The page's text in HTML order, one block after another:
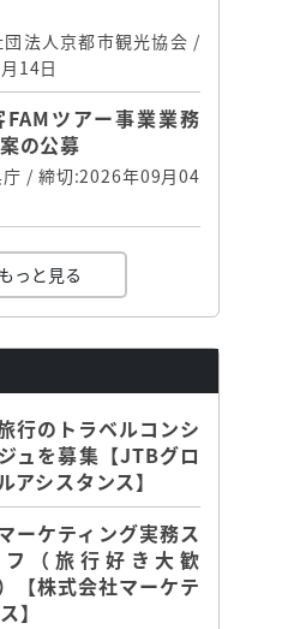
団法人京都市観光協会 /
14日
ツアー事業業務
の公募
/ 締切:2026年09月04
もっと見る
行のトラベルコンシ
ュを募集【JTBグロ
アシスタンス】
ーケティング実務ス
（旅行好き大歓
【株式会社マーケテ
】